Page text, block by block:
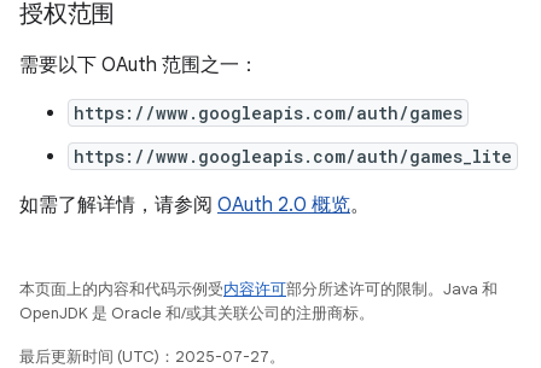
授权范围
需要以下 OAuth 范围之一：
https://www.googleapis.com/auth/games
https://www.googleapis.com/auth/games_lite
如需了解详情，请参阅 OAuth 2.0 概览。
本页面上的内容和代码示例受内容许可部分所述许可的限制。Java 和
OpenJDK 是 Oracle 和/或其关联公司的注册商标。
最后更新时间 (UTC)：2025-07-27。